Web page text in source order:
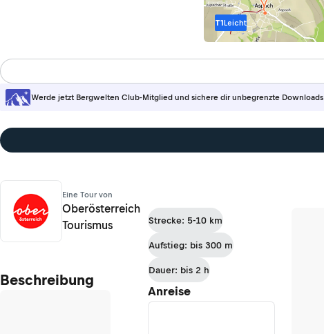
T1Leicht
Werde jetzt Bergwelten Club-Mitglied und sichere dir unbegrenzte Downloads
Eine Tour von
Oberösterreich
Tourismus
Beschreibung
Strecke: 5-10 km
Aufstieg: bis 300 m
Dauer: bis 2 h
Anreise